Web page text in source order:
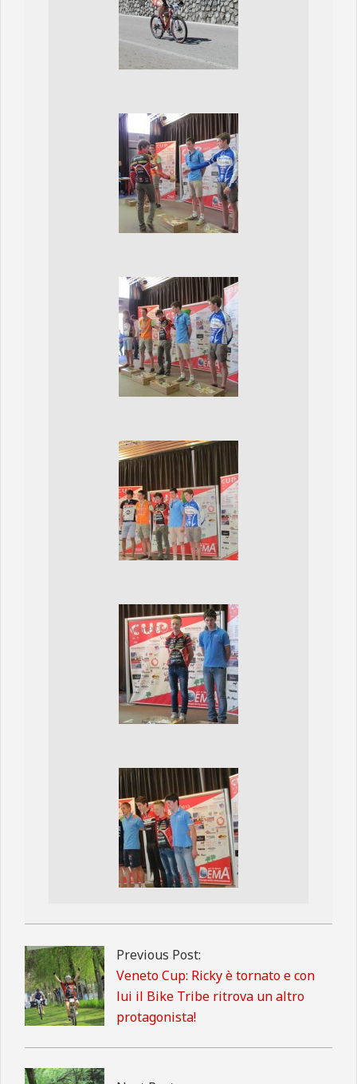
2013-
04-
25
Previous Post:
Veneto Cup: Ricky è tornato e con
lui il Bike Tribe ritrova un altro
protagonista!